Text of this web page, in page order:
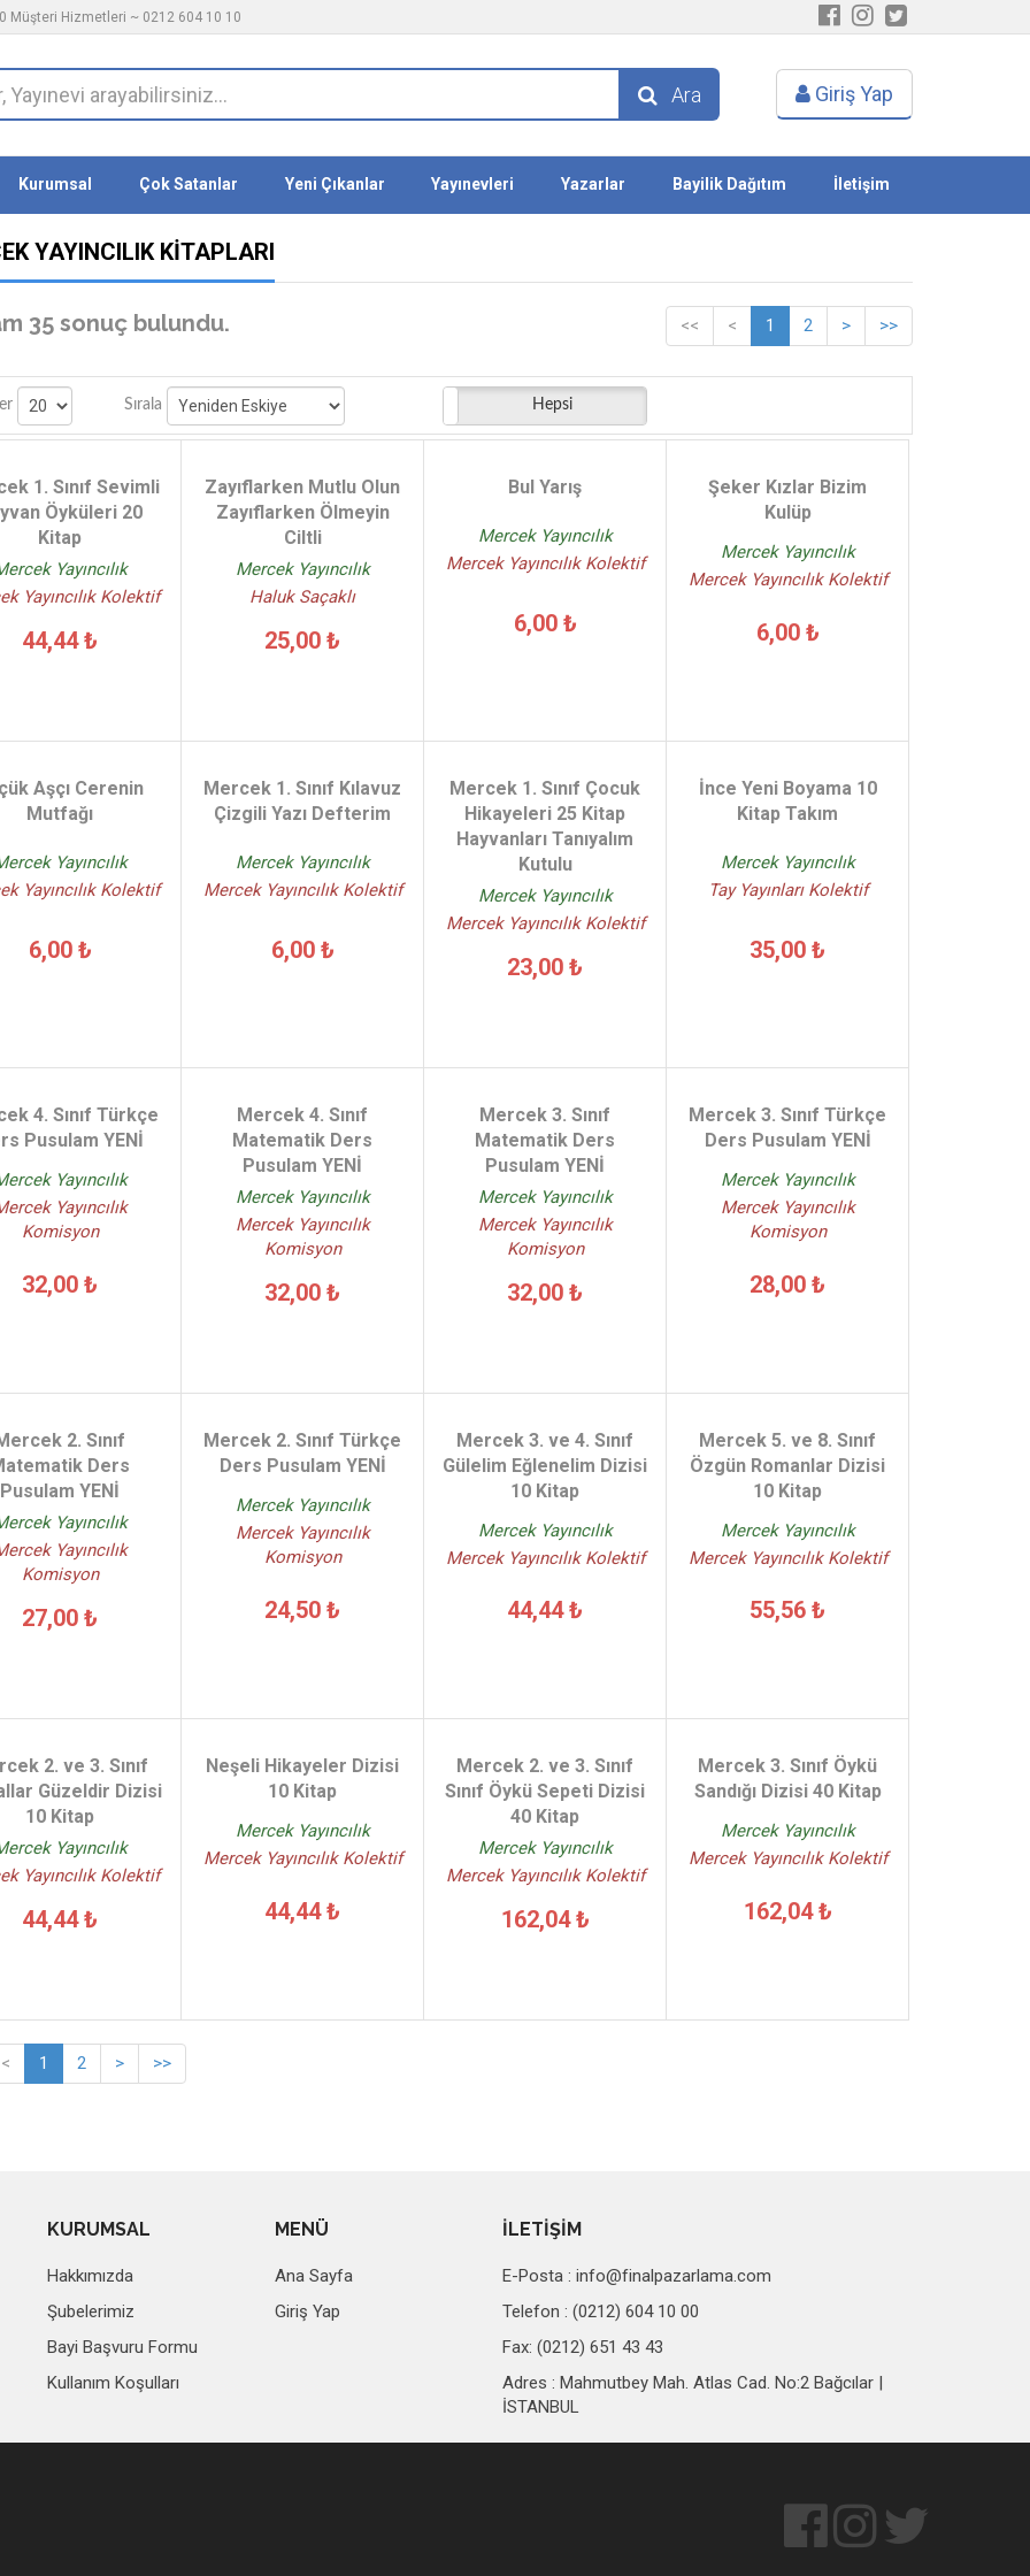
Müşteri Hizmetleri ~ 0212 604 10 10
Ara Giriş Yap
Kurumsal Çok Satanlar Yeni Çıkanlar Yayınevleri Yazarlar Bayilik Dağıtım İletişim
YAYINCILIK KITAPLARI
35 sonuç bulundu. << < 1 2 > >>
Sırala Stoktakiler Hepsi
1. Sınıf Sevimli
Öyküleri 20
Kitap
Yayıncılık
Yayıncılık Kolektif
44,44 ₺
Zayıflarken Mutlu Olun
Zayıflarken Ölmeyin
Ciltli
Mercek Yayıncılık
Haluk Saçaklı
25,00 ₺
Bul Yarış
Mercek Yayıncılık
Mercek Yayıncılık Kolektif
6,00 ₺
Şeker Kızlar Bizim
Kulüp
Mercek Yayıncılık
Mercek Yayıncılık Kolektif
6,00 ₺
Aşçı Cerenin
Mutfağı
Yayıncılık
Yayıncılık Kolektif
6,00 ₺
Mercek 1. Sınıf Kılavuz
Çizgili Yazı Defterim
Mercek Yayıncılık
Mercek Yayıncılık Kolektif
6,00 ₺
Mercek 1. Sınıf Çocuk
Hikayeleri 25 Kitap
Hayvanları Tanıyalım
Kutulu
Mercek Yayıncılık
Mercek Yayıncılık Kolektif
23,00 ₺
İnce Yeni Boyama 10
Kitap Takım
Mercek Yayıncılık
Tay Yayınları Kolektif
35,00 ₺
4. Sınıf Türkçe
Pusulam YENİ
Yayıncılık
Yayıncılık
Komisyon
32,00 ₺
Mercek 4. Sınıf
Matematik Ders
Pusulam YENİ
Mercek Yayıncılık
Mercek Yayıncılık
Komisyon
32,00 ₺
Mercek 3. Sınıf
Matematik Ders
Pusulam YENİ
Mercek Yayıncılık
Mercek Yayıncılık
Komisyon
32,00 ₺
Mercek 3. Sınıf Türkçe
Ders Pusulam YENİ
Mercek Yayıncılık
Mercek Yayıncılık
Komisyon
28,00 ₺
2. Sınıf
Ders
Pusulam YENİ
Yayıncılık
Yayıncılık
Komisyon
27,00 ₺
Mercek 2. Sınıf Türkçe
Ders Pusulam YENİ
Mercek Yayıncılık
Mercek Yayıncılık
Komisyon
24,50 ₺
Mercek 3. ve 4. Sınıf
Gülelim Eğlenelim Dizisi
10 Kitap
Mercek Yayıncılık
Mercek Yayıncılık Kolektif
44,44 ₺
Mercek 5. ve 8. Sınıf
Özgün Romanlar Dizisi
10 Kitap
Mercek Yayıncılık
Mercek Yayıncılık Kolektif
55,56 ₺
2. ve 3. Sınıf
Güzeldir Dizisi
10 Kitap
Yayıncılık
Yayıncılık Kolektif
44,44 ₺
Neşeli Hikayeler Dizisi
10 Kitap
Mercek Yayıncılık
Mercek Yayıncılık Kolektif
44,44 ₺
Mercek 2. ve 3. Sınıf
Sınıf Öykü Sepeti Dizisi
40 Kitap
Mercek Yayıncılık
Mercek Yayıncılık Kolektif
162,04 ₺
Mercek 3. Sınıf Öykü
Sandığı Dizisi 40 Kitap
Mercek Yayıncılık
Mercek Yayıncılık Kolektif
162,04 ₺
< 1 2 > >>
KURUMSAL
Hakkımızda
Şubelerimiz
Bayi Başvuru Formu
Kullanım Koşulları
MENÜ
Ana Sayfa
Giriş Yap
İLETİŞİM
E-Posta :info@finalpazarlama.com
Telefon : (0212) 604 10 00
Fax: (0212) 651 43 43
Adres : Mahmutbey Mah. Atlas Cad. No:2 Bağcılar |
İSTANBUL